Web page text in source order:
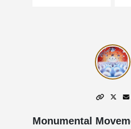
Monumental